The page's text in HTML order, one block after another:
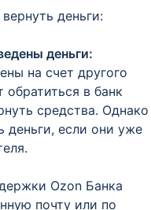
деньги:
деньги:
на счет другого
обратиться в банк
средства. Однако
деньги, если они уже
Ozon Банка
почту или по